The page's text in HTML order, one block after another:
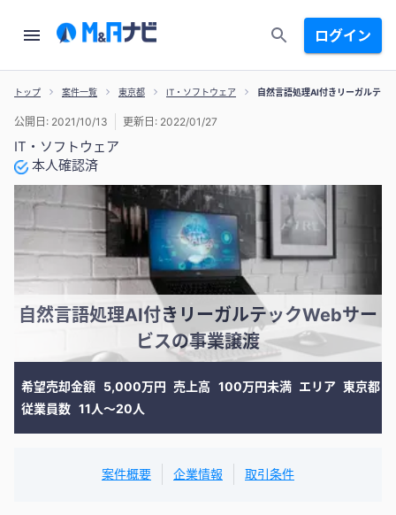
ログイン
トップ 案件一覧 東京都 IT・ソフトウェア 自然言語処理AI付きリーガルテッ
IT・ソフトウェア
本人確認済
公開日: 2021/10/13 更新日: 2022/01/27
自然言語処理AI付きリーガルテックWebサー
ビスの事業譲渡
希望売却金額 5,000万円 売上高 100万円未満 エリア 東京都
従業員数 11人〜20人
案件概要 企業情報 取引条件